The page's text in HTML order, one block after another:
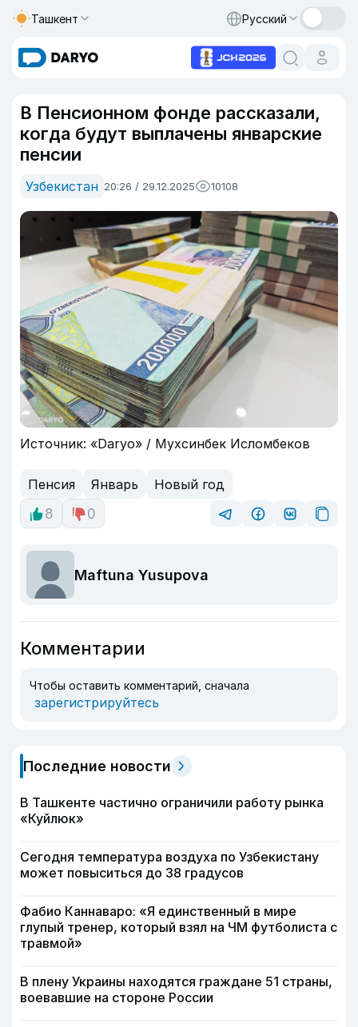
Ташкент Русский
В Пенсионном фонде рассказали,
когда будут выплачены январские
пенсии
Узбекистан 20:26 / 29.12.2025 10108
Источник: «Daryo» / Мухсинбек Исломбеков
Пенсия Январь
Новый год
8
0
Maftuna Yusupova
Комментарии
Чтобы оставить комментарий, сначала
зарегистрируйтесь
Последние новости
В Ташкенте частично ограничили работу рынка
«Куйлюк»
Сегодня температура воздуха по Узбекистану
может повыситься до 38 градусов
Фабио Каннаваро: «Я единственный в мире
глупый тренер, который взял на ЧМ футболиста с
травмой»
В плену Украины находятся граждане 51 страны,
воевавшие на стороне России